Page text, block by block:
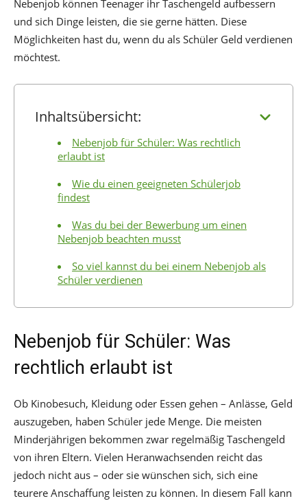
Nebenjob können Teenager ihr Taschengeld aufbessern
und sich Dinge leisten, die sie gerne hätten. Diese
Möglichkeiten hast du, wenn du als Schüler Geld verdienen
möchtest.
Inhaltsübersicht:
Nebenjob für Schüler: Was rechtlich
erlaubt ist
Wie du einen geeigneten Schülerjob
findest
Was du bei der Bewerbung um einen
Nebenjob beachten musst
So viel kannst du bei einem Nebenjob als
Schüler verdienen
Nebenjob für Schüler: Was
rechtlich erlaubt ist
Ob Kinobesuch, Kleidung oder Essen gehen – Anlässe, Geld
auszugeben, haben Schüler jede Menge. Die meisten
Minderjährigen bekommen zwar regelmäßig Taschengeld
von ihren Eltern. Vielen Heranwachsenden reicht das
jedoch nicht aus – oder sie wünschen sich, sich eine
teurere Anschaffung leisten zu können. In diesem Fall kann